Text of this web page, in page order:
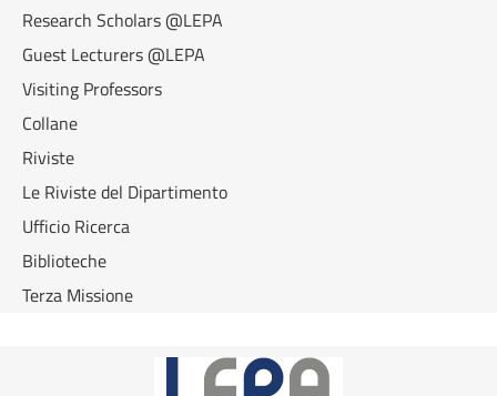
Research Scholars @LEPA
Guest Lecturers @LEPA
Visiting Professors
Collane
Riviste
Le Riviste del Dipartimento
Ufficio Ricerca
Biblioteche
Terza Missione